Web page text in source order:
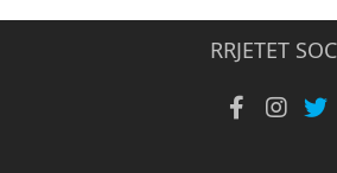
RRJETET